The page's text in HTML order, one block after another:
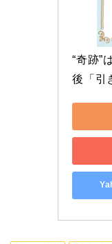
“奇跡”
後「引